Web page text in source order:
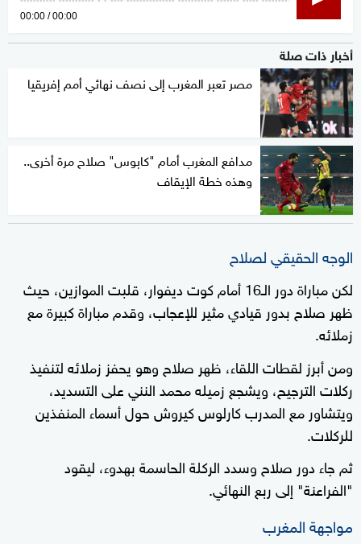
0
seconds
00:00 00:00
أخبار ذات صلة
مصر تعبر المغرب إلى نصف نهائي أمم إفريقيا
مدافع المغرب أمام "كابوس" صلاح مرة أخرى..
وهذه خطة الإيقاف
الوجه الحقيقي لصلاح
لكن مباراة دور الـ16 أمام كوت ديفوار، قلبت الموازين، حيث
ظهر صلاح بدور قيادي مثير للإعجاب، وقدم مباراة كبيرة مع
زملائه.
ومن أبرز لقطات اللقاء، ظهر صلاح وهو يحفز زملائه لتنفيذ
ركلات الترجيح، ويشجع زميله محمد النني على التسديد،
ويتشاور مع المدرب كارلوس كيروش حول أسماء المنفذين
للركلات.
ثم جاء دور صلاح وسدد الركلة الحاسمة بهدوء، ليقود
"الفراعنة" إلى ربع النهائي.
مواجهة المغرب